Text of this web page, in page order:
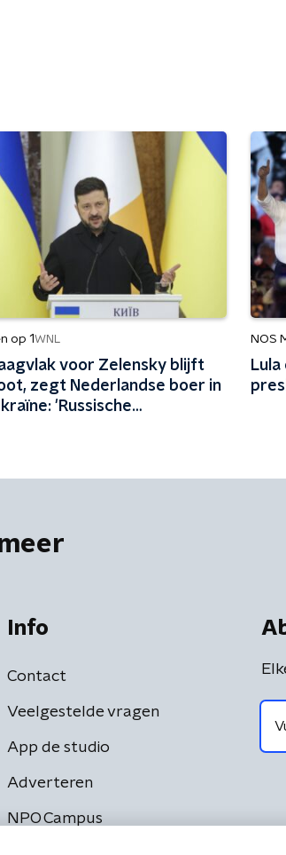
op 1WNL
voor Zelensky blijft
zegt Nederlandse boer in
'Russische
NOS
Info
Contact
Veelgestelde vragen
App de studio
Adverteren
NPO Campus